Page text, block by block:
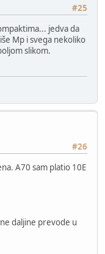
#25
jedva da
Mp i svega nekoliko
slikom.
#26
A70 sam platio 10E
daljine prevode u